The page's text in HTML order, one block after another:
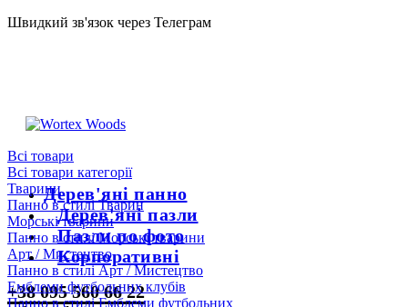
Швидкий зв'язок через Телеграм
Дерев'яні панно
Дерев'яні пазли
Пазли по фото
Корпоративні
+38 095 560 66 22
Всі товари
Всі товари категорії
Тварини
Панно в стилі Тварин
Морські тварини
Панно в стилі Морські тварини
Арт / Мистецтво
Панно в стилі Арт / Мистецтво
Емблеми футбольних клубів
Панно в стилі Емблеми футбольних